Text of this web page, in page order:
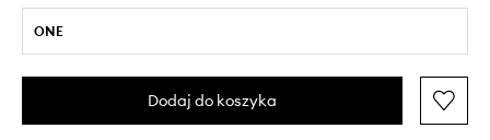
ONE
Dodaj do koszyka